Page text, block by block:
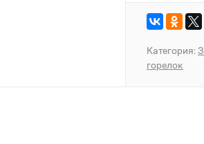
Категория:
горелок